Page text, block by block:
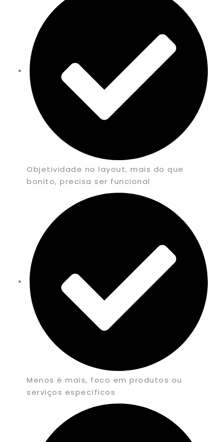
Objetividade no layout, mais do que
bonito, precisa ser funcional
Menos é mais, foco em produtos ou
serviços específicos